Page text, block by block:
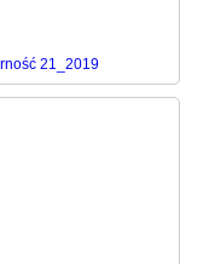
21_2019